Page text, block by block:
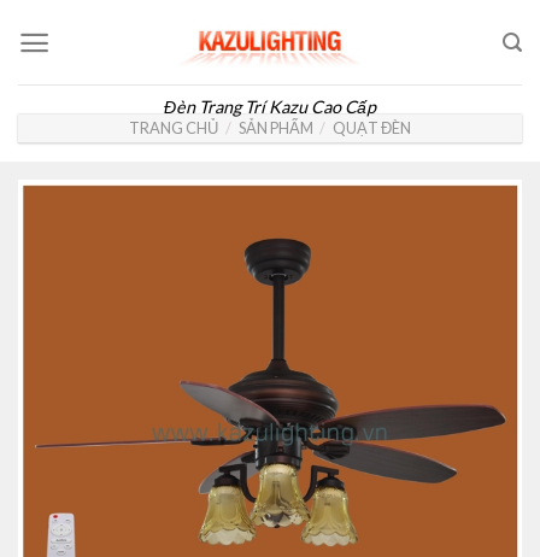
Đèn Trang Trí Kazu Cao Cấp
TRANG CHỦ / SẢN PHẨM / QUẠT ĐÈN